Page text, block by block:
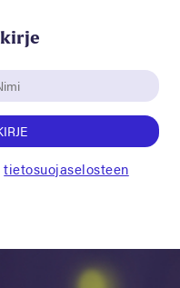
tietosuojaselosteen